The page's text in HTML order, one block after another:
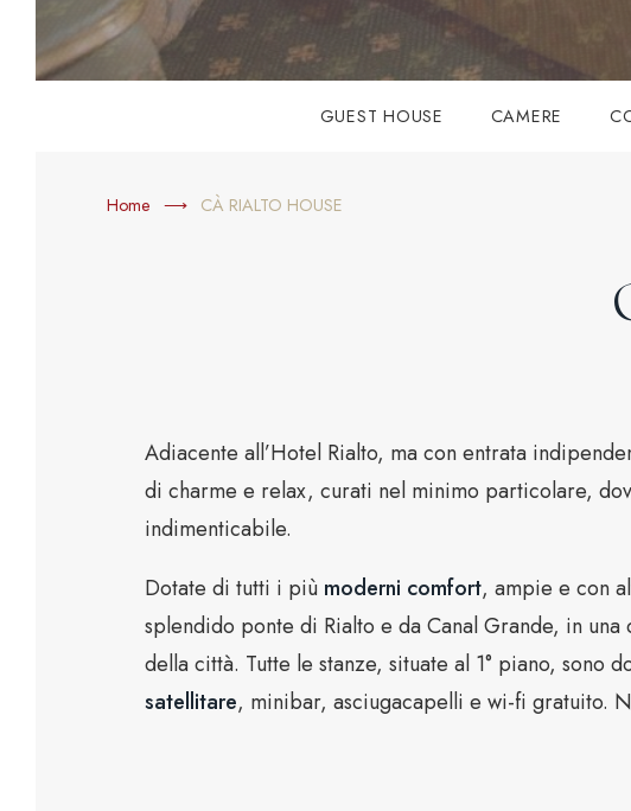
GUEST HOUSE CAMERE
Home CÀ RIALTO HOUSE
Adiacente all’Hotel Rialto, ma con entrata
di charme e relax, curati nel minimo particolare,
indimenticabile.
Dotate di tutti i più moderni comfort, ampie e con
splendido ponte di Rialto e da Canal Grande, in
della città. Tutte le stanze, situate al 1° piano, sono
satellitare, minibar, asciugacapelli e wi-fi gratuito.